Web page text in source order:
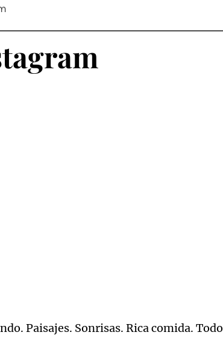
Paisajes. Sonrisas. Rica comida. Todo